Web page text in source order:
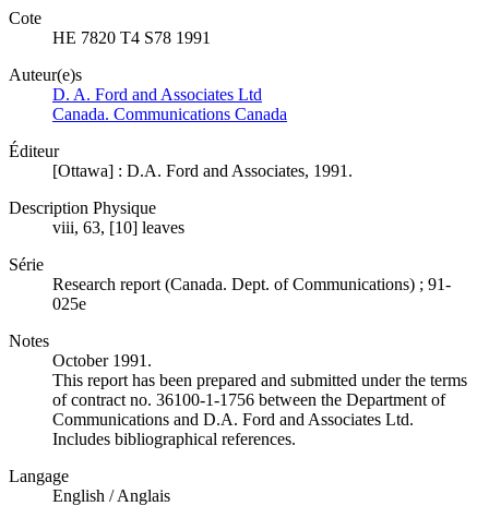
Cote
HE 7820 T4 S78 1991
Auteur(e)s
D. A. Ford and Associates Ltd
Canada. Communications Canada
Éditeur
[Ottawa] : D.A. Ford and Associates, 1991.
Description Physique
viii, 63, [10] leaves
Série
Research report (Canada. Dept. of Communications) ; 91-
025e
Notes
October 1991.
This report has been prepared and submitted under the terms
of contract no. 36100-1-1756 between the Department of
Communications and D.A. Ford and Associates Ltd.
Includes bibliographical references.
Langage
English / Anglais